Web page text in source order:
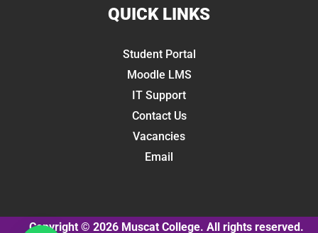
QUICK LINKS
Student Portal
Moodle LMS
IT Support
Contact Us
Vacancies
Email
Copyright © 2026 Muscat College. All rights reserved.